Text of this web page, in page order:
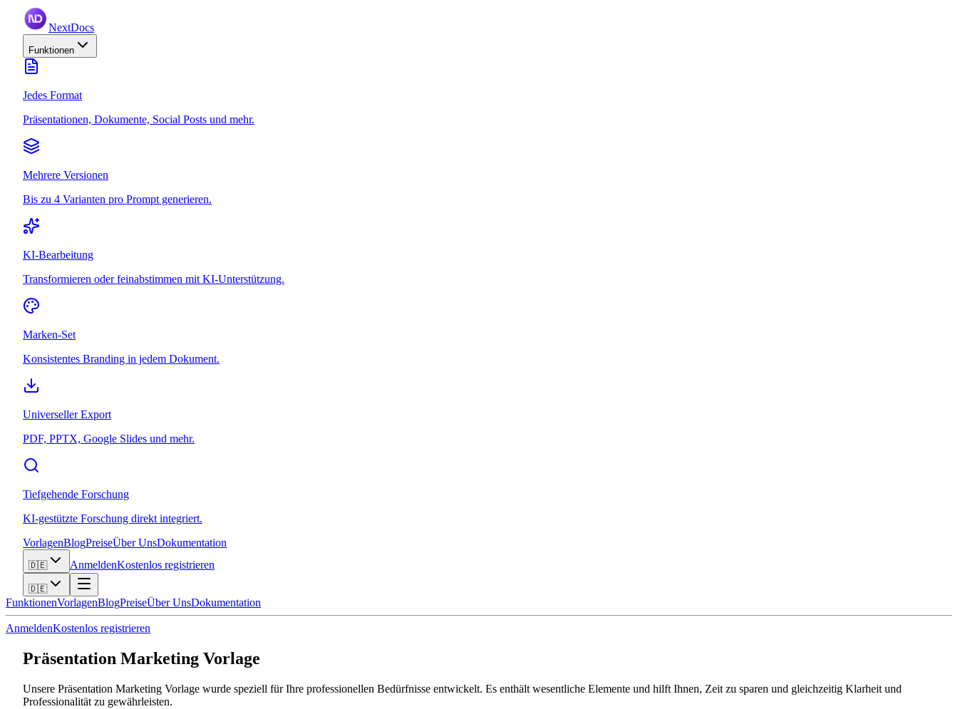
NextDocs
Funktionen
Jedes Format
Präsentationen, Dokumente, Social Posts und mehr.
Mehrere Versionen
Bis zu 4 Varianten pro Prompt generieren.
KI-Bearbeitung
Transformieren oder feinabstimmen mit KI-Unterstützung.
Marken-Set
Konsistentes Branding in jedem Dokument.
Universeller Export
PDF, PPTX, Google Slides und mehr.
Tiefgehende Forschung
KI-gestützte Forschung direkt integriert.
VorlagenBlogPreiseÜber UnsDokumentation
🇩🇪 AnmeldenKostenlos registrieren
🇩🇪
FunktionenVorlagenBlogPreiseÜber UnsDokumentation
AnmeldenKostenlos registrieren
Präsentation Marketing Vorlage
Unsere Präsentation Marketing Vorlage wurde speziell für Ihre professionellen Bedürfnisse entwickelt. Es enthält wesentliche Elemente und hilft Ihnen, Zeit zu sparen und gleichzeitig Klarheit und
Professionalität zu gewährleisten.